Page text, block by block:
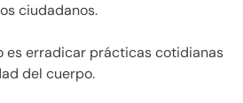
ciudadanos.
es erradicar prácticas cotidianas
del cuerpo.